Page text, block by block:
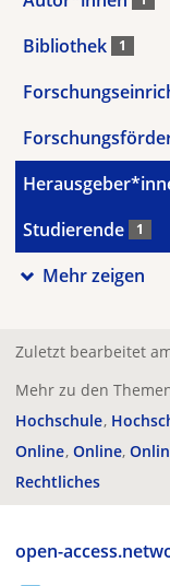
Bibliothek 1
Studierende 1
Mehr zeigen
Zuletzt bearbeitet
Mehr zu den
Hochschule
Online Online
Rechtliches
open-